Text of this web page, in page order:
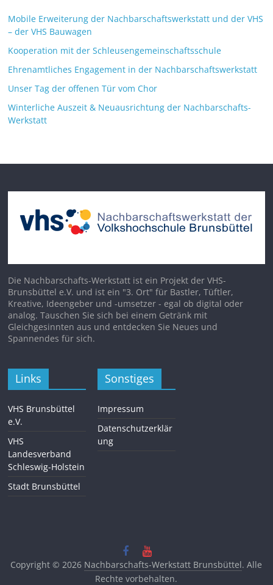
Mobile Erweiterung der Nachbarschaftswerkstatt und der VHS
– der VHS Bauwagen
Kooperation mit der Schleusengemeinschaftsschule
Ehrenamtliches Engagement in der Nachbarschaftswerkstatt
Unser Tag der offenen Tür vom Chor
Winterliche Auszeit & Neuausrichtung der Nachbarschafts-
Werkstatt
Die Nachbarschafts-Werkstatt ist ein Projekt der VHS-
Brunsbüttel e.V. und ist ein "3. Ort" für Bastler, Tüftler,
Kreative, Ideengeber und -umsetzer - egal ob digital oder
analog. Tauschen Sie sich bei einem Getränk mit
Gleichgesinnten aus und entdecken Sie Neues und
Spannendes für sich.
Links
VHS Brunsbüttel
e.V.
VHS
Landesverband
Schleswig-Holstein
Stadt Brunsbüttel
Sonstiges
Impressum
Datenschutzerklär
ung
Copyright © 2026 Nachbarschafts-Werkstatt Brunsbüttel. Alle
Rechte vorbehalten.